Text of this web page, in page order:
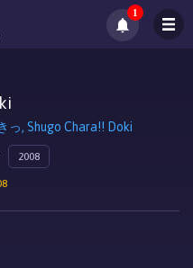
1
っ, Shugo Chara!! Doki
2008